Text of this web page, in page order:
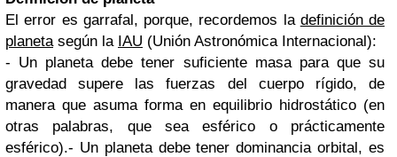
El error es garrafal, porque, recordemos la definición de
planetasegún la IAU (Unión Astronómica Internacional):
- Un planeta debe tener suficiente masa para que su
gravedad supere las fuerzas del cuerpo rígido, de
manera que asuma forma en equilibrio hidrostático (en
otras palabras, que sea esférico o prácticamente
esférico).- Un planeta debe tener dominancia orbital, es